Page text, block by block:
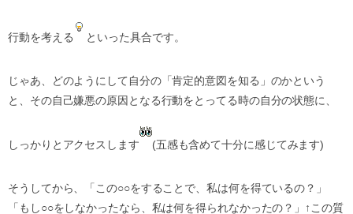
行動を考える といった具合です。
じゃあ、どのようにして自分の「肯定的意図を知る」のかという
と、その自己嫌悪の原因となる行動をとってる時の自分の状態に、
しっかりとアクセスします (五感も含めて十分に感じてみます)
そうしてから、「この○○をすることで、私は何を得ているの？」
「もし○○をしなかったなら、私は何を得られなかったの？」↑この質